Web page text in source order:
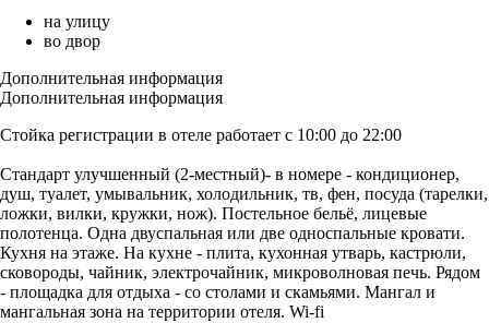
на улицу
во двор
Дополнительная информация
Дополнительная информация
Стойка регистрации в отеле работает с 10:00 до 22:00
Стандарт улучшенный (2-местный)- в номере - кондиционер,
душ, туалет, умывальник, холодильник, тв, фен, посуда (тарелки,
ложки, вилки, кружки, нож). Постельное бельё, лицевые
полотенца. Одна двуспальная или две односпальные кровати.
Кухня на этаже. На кухне - плита, кухонная утварь, кастрюли,
сковороды, чайник, электрочайник, микроволновая печь. Рядом
- площадка для отдыха - со столами и скамьями. Мангал и
мангальная зона на территории отеля. Wi-fi